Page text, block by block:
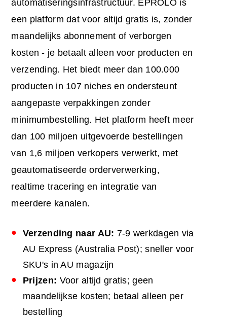
automatiseringsinfrastructuur. EPROLO is
een platform dat voor altijd gratis is, zonder
maandelijks abonnement of verborgen
kosten - je betaalt alleen voor producten en
verzending. Het biedt meer dan 100.000
producten in 107 niches en ondersteunt
aangepaste verpakkingen zonder
minimumbestelling. Het platform heeft meer
dan 100 miljoen uitgevoerde bestellingen
van 1,6 miljoen verkopers verwerkt, met
geautomatiseerde orderverwerking,
realtime tracering en integratie van
meerdere kanalen.
Verzending naar AU: 7-9 werkdagen via
AU Express (Australia Post); sneller voor
SKU's in AU magazijn
Prijzen: Voor altijd gratis; geen
maandelijkse kosten; betaal alleen per
bestelling